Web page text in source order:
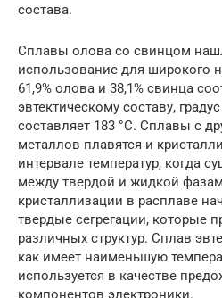
состава.
Сплавы олова со свинцом
использование для широкого
61,9% олова и 38,1% свинца
эвтектическому составу,
составляет 183 °C. Сплавы с
металлов плавятся и
интервале температур, когда
между твердой и жидкой
кристаллизации в расплаве
твердые сегрегации, которые
различных структур. Сплав
как имеет наименьшую
используется в качестве
компонентов электроники.